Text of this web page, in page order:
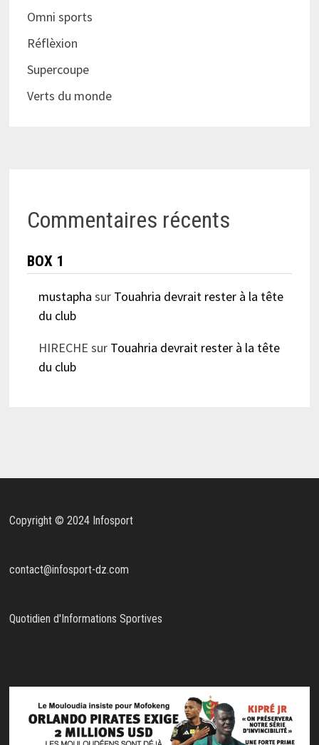
Omni sports
Réflèxion
Supercoupe
Verts du monde
Commentaires récents
BOX 1
mustapha sur Touahria devrait rester à la tête
du club
HIRECHE sur Touahria devrait rester à la tête
du club
Copyright © 2024 Infosport
contact@infosport-dz.com
Quotidien d'Informations Sportives